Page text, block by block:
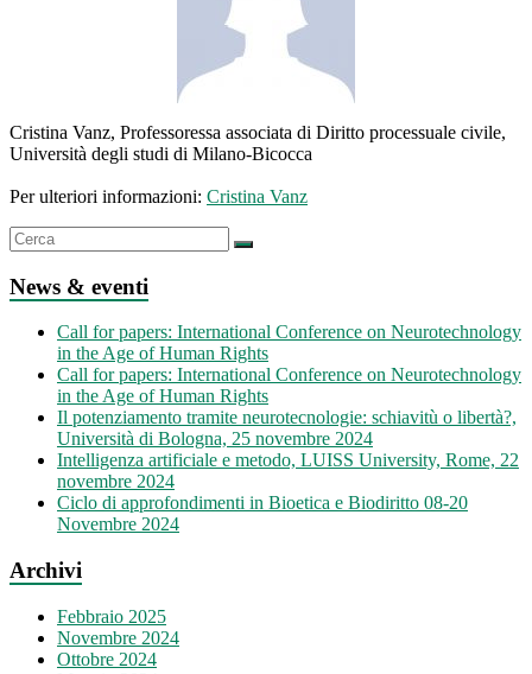
Cristina Vanz, Professoressa associata di Diritto processuale civile,
Università degli studi di Milano-Bicocca
Per ulteriori informazioni: Cristina Vanz
News & eventi
Call for papers: International Conference on Neurotechnology
in the Age of Human Rights
Call for papers: International Conference on Neurotechnology
in the Age of Human Rights
Il potenziamento tramite neurotecnologie: schiavitù o libertà?,
Università di Bologna, 25 novembre 2024
Intelligenza artificiale e metodo, LUISS University, Rome, 22
novembre 2024
Ciclo di approfondimenti in Bioetica e Biodiritto 08-20
Novembre 2024
Archivi
Febbraio 2025
Novembre 2024
Ottobre 2024